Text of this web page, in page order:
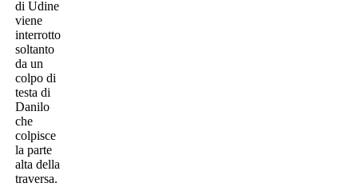
di Udine
viene
interrotto
soltanto
da un
colpo di
testa di
Danilo
che
colpisce
la parte
alta della
traversa.